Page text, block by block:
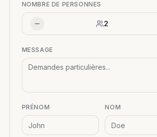
NOMBRE DE PERSONNES
2
MESSAGE
PRÉNOM NOM